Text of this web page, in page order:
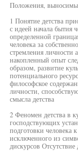
Положения,
1 Понятие детства
с идеей начала бытия
определенной
человека за
стремления личности
накопленный опыт
образом, развитие
потенциального
философское
личности,
смысла детства
2 Феномен детства в
господствующих
подготовки человека
исключенного из
дискурсов Отсутствие